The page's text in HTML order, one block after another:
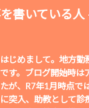
書いている人
はじめまして。地方勤
です。ブログ開始時は
たが、R7年1月時点で
に突入、助教として診